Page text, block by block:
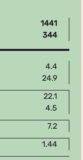
1441
344
4.4
24.9
22.1
4.5
7.2
1.44